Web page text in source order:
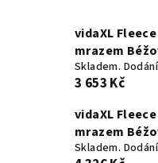
vidaXL
mrazem
Skladem.
3 653 Kč
vidaXL
mrazem
Skladem.